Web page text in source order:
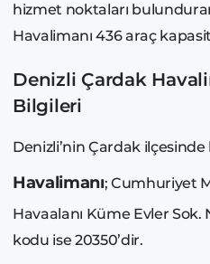
hizmet noktaları
Havalimanı 436 araç
Denizli Çardak
Bilgileri
Denizli’nin Çardak
Havalimanı; Cumhuriyet
Havaalanı Küme Evler Sok.
kodu ise 20350’dir.